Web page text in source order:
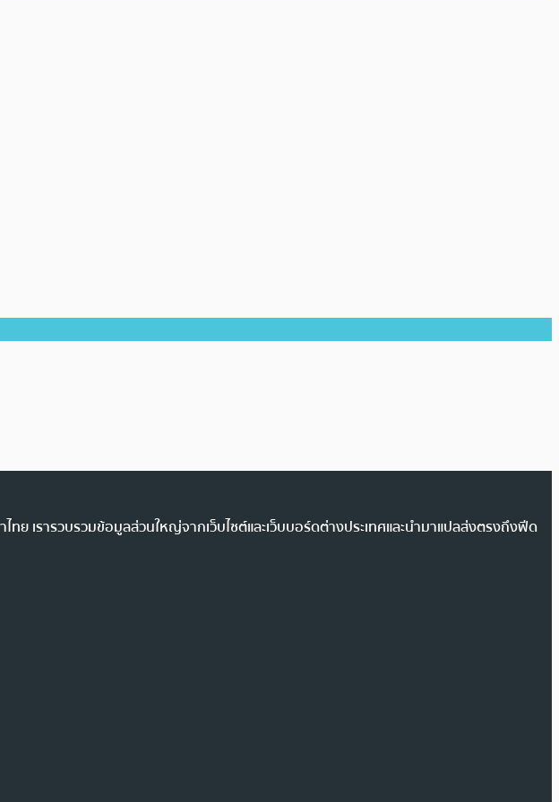
ย เรารวบรวมข้อมูลส่วนใหญ่จากเว็บไซต์และเว็บบอร์ดต่างประเทศและนำมาแปลส่งตรงถึงฟีด